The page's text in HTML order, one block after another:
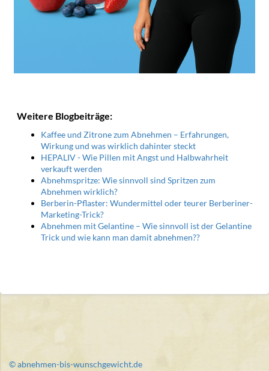
Weitere Blogbeiträge:
Kaffee und Zitrone zum Abnehmen – Erfahrungen,
Wirkung und was wirklich dahinter steckt
HEPALIV - Wie Pillen mit Angst und Halbwahrheit
verkauft werden
Abnehmspritze: Wie sinnvoll sind Spritzen zum
Abnehmen wirklich?
Berberin-Pflaster: Wundermittel oder teurer Berberiner-
Marketing-Trick?
Abnehmen mit Gelantine – Wie sinnvoll ist der Gelantine
Trick und wie kann man damit abnehmen??
© abnehmen-bis-wunschgewicht.de